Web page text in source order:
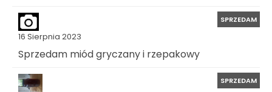
16 Sierpnia 2023
SPRZEDAM
Sprzedam miód gryczany i rzepakowy
SPRZEDAM